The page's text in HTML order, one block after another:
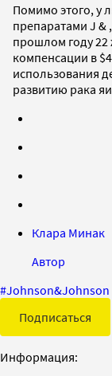
Помимо этого, у
препаратами J &
прошлом году
компенсации в
использования
развитию рака
Клара Минак
Автор
#Johnson&Johnson
Подписаться
Информация: